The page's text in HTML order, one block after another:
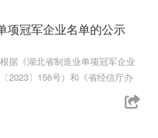
项冠军企业名单的公示
据《湖北省制造业单项冠军企业
2023〕156号）和《省经信厅办